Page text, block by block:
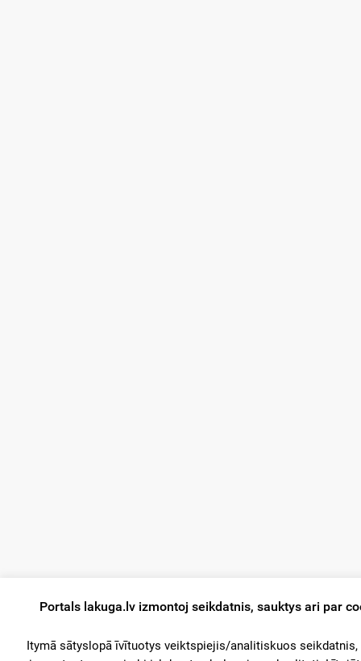
Portals lakuga.lv izmontoj seikdatnis, sauktys ari par
Itymā sātyslopā īvītuotys veiktspiejis/analitiskuos seikdatnis,